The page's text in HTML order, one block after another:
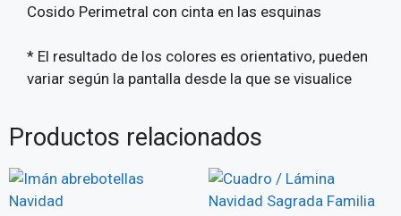
Cosido Perimetral con cinta en las esquinas
* El resultado de los colores es orientativo, pueden
variar según la pantalla desde la que se visualice
Productos relacionados